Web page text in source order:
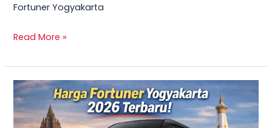
Fortuner Yogyakarta
Jutaan
Read More »
TERBARU
2026!
Harga